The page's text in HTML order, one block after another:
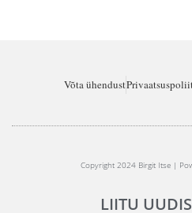
Võta ühendust
Copyright 2024 Birgit Itse |
LIITU